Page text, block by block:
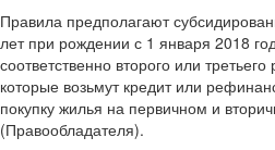
Правила предполагают
лет при рождении с 1 января 2018
соответственно второго или
которые возьмут кредит или
покупку жилья на первичном и
(Правообладателя).